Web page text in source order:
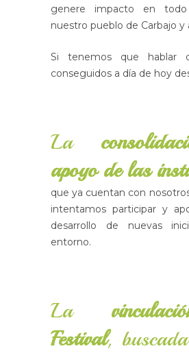
genere impacto en
nuestro pueblo de Carbajo y
Si tenemos que hablar
conseguidos a día de hoy
La
apoyo de las
que ya cuentan con
intentamos participar y
desarrollo de nuevas
entorno.
La
Festival,